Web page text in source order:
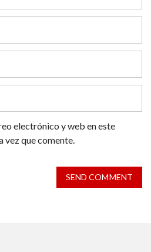
electrónico y web en este
vez que comente.
SEND COMMENT